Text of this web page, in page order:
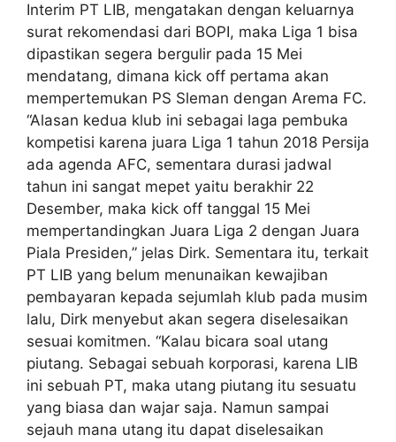
Interim PT LIB, mengatakan dengan keluarnya
surat rekomendasi dari BOPI, maka Liga 1 bisa
dipastikan segera bergulir pada 15 Mei
mendatang, dimana kick off pertama akan
mempertemukan PS Sleman dengan Arema FC.
“Alasan kedua klub ini sebagai laga pembuka
kompetisi karena juara Liga 1 tahun 2018 Persija
ada agenda AFC, sementara durasi jadwal
tahun ini sangat mepet yaitu berakhir 22
Desember, maka kick off tanggal 15 Mei
mempertandingkan Juara Liga 2 dengan Juara
Piala Presiden,” jelas Dirk. Sementara itu, terkait
PT LIB yang belum menunaikan kewajiban
pembayaran kepada sejumlah klub pada musim
lalu, Dirk menyebut akan segera diselesaikan
sesuai komitmen. “Kalau bicara soal utang
piutang. Sebagai sebuah korporasi, karena LIB
ini sebuah PT, maka utang piutang itu sesuatu
yang biasa dan wajar saja. Namun sampai
sejauh mana utang itu dapat diselesaikan